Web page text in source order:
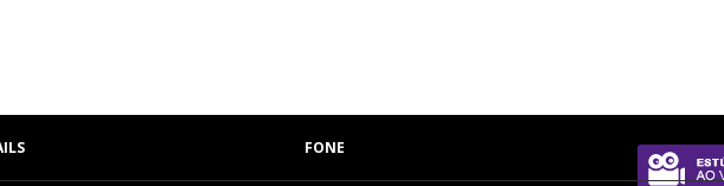
FONE